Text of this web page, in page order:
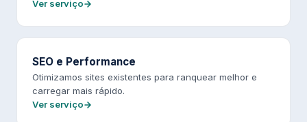
Ver serviço
SEO e Performance
Otimizamos sites existentes para ranquear melhor e
carregar mais rápido.
Ver serviço